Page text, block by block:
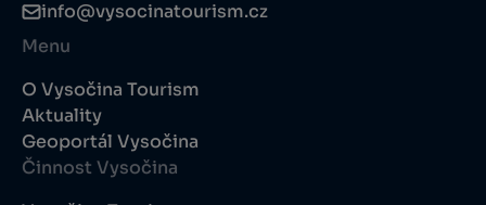
info@vysocinatourism.cz
Menu
O Vysočina Tourism
Aktuality
Geoportál Vysočina
Činnost Vysočina